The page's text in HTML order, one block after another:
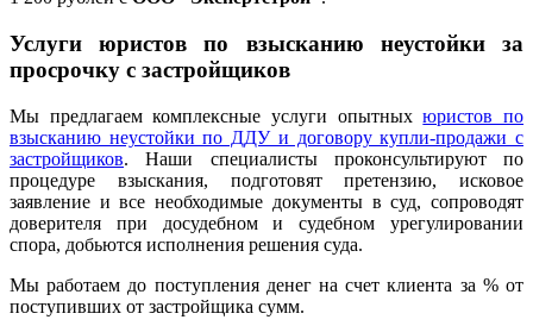
Услуги юристов по взысканию неустойки за
просрочку с застройщиков
Мы предлагаем комплексные услуги опытныхюристов по
взысканию неустойки по ДДУ и договору купли-продажи с
застройщиков. Наши специалисты проконсультируют по
процедуре взыскания, подготовят претензию, исковое
заявление и все необходимые документы в суд, сопроводят
доверителя при досудебном и судебном урегулировании
спора, добьются исполнения решения суда.
Мы работаем до поступления денег на счет клиента за % от
поступивших от застройщика сумм.